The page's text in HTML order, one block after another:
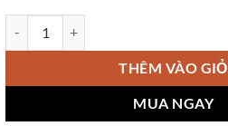
THÊM VÀO GIỎ
MUA NGAY